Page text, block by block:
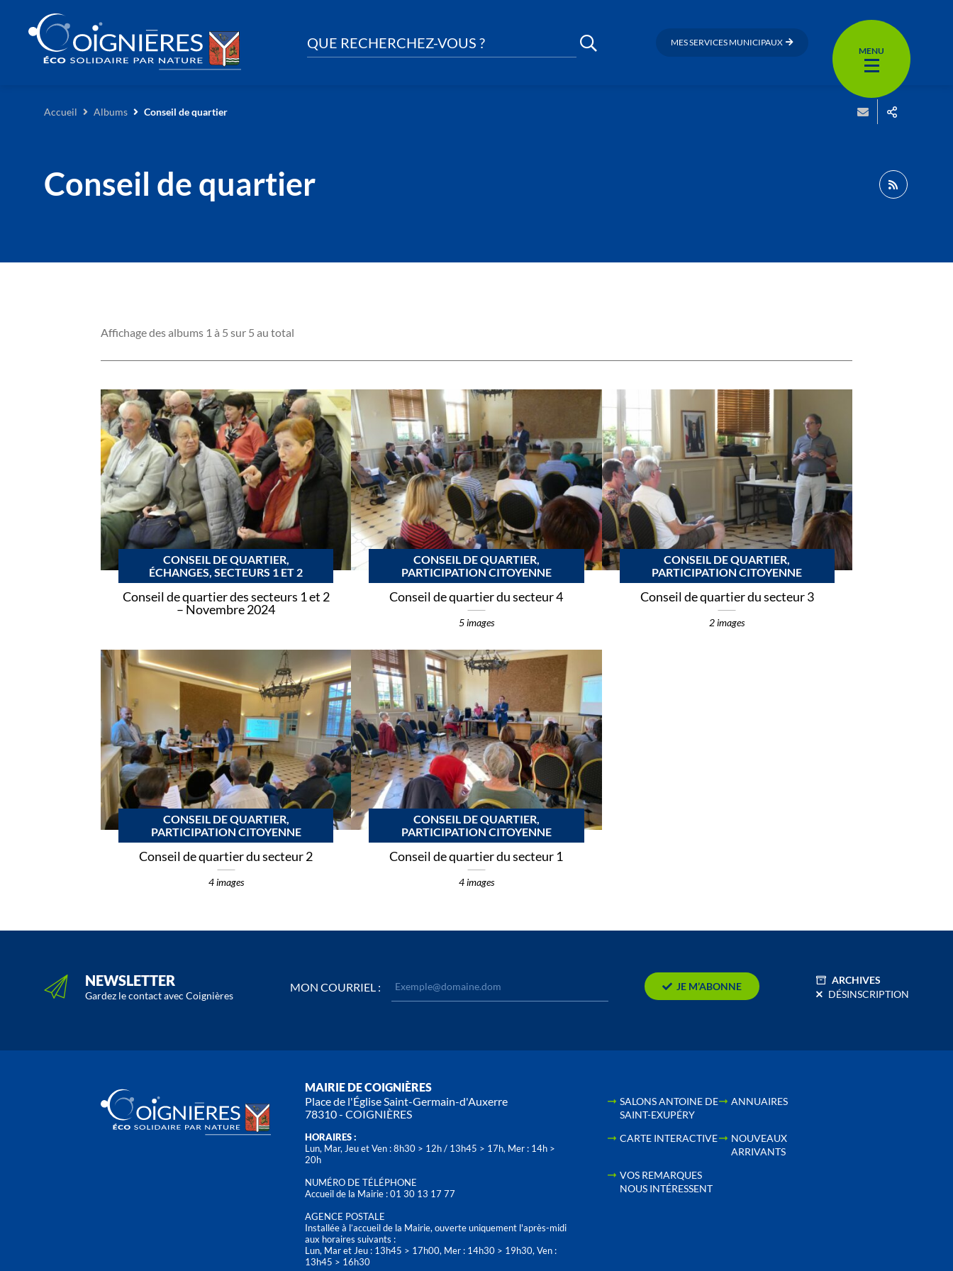
QUE RECHERCHEZ-VOUS ? MES SERVICES MUNICIPAUX
MENU
Accueil Albums Conseil de quartier
Conseil de quartier
Affichage des albums 1 à 5 sur 5 au total
CONSEIL DE QUARTIER,
ÉCHANGES, SECTEURS 1 ET 2
Conseil de quartier des secteurs 1 et 2
– Novembre 2024
CONSEIL DE QUARTIER,
PARTICIPATION CITOYENNE
Conseil de quartier du secteur 4
5 images
CONSEIL DE QUARTIER,
PARTICIPATION CITOYENNE
Conseil de quartier du secteur 3
2 images
CONSEIL DE QUARTIER,
PARTICIPATION CITOYENNE
Conseil de quartier du secteur 2
4 images
CONSEIL DE QUARTIER,
PARTICIPATION CITOYENNE
Conseil de quartier du secteur 1
4 images
NEWSLETTER
Gardez le contact avec Coignières
MON COURRIEL : JE M’ABONNE
ARCHIVES
DÉSINSCRIPTION
MAIRIE DE COIGNIÈRES
Place de l'Église Saint-Germain-d'Auxerre
78310 - COIGNIÈRES
HORAIRES :
Lun, Mar, Jeu et Ven : 8h30 > 12h / 13h45 > 17h, Mer : 14h >
20h
NUMÉRO DE TÉLÉPHONE
Accueil de la Mairie : 01 30 13 17 77
AGENCE POSTALE
Installée à l’accueil de la Mairie, ouverte uniquement l'après-midi
aux horaires suivants :
Lun, Mar et Jeu : 13h45 > 17h00, Mer : 14h30 > 19h30, Ven :
13h45 > 16h30
SALONS ANTOINE DE
SAINT-EXUPÉRY
ANNUAIRES
CARTE INTERACTIVE
NOUVEAUX
ARRIVANTS
VOS REMARQUES
NOUS INTÉRESSENT